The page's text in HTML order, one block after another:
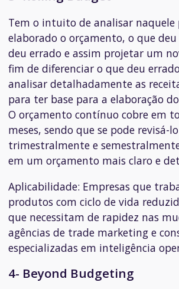
Tem o intuito de analisar naquele
elaborado o orçamento, o que
deu errado e assim projetar um
fim de diferenciar o que deu
analisar detalhadamente as
para ter base para a elaboração
O orçamento contínuo cobre em
meses, sendo que se pode revisá-
trimestralmente e
em um orçamento mais claro e
Aplicabilidade: Empresas que
produtos com ciclo de vida
que necessitam de rapidez nas
agências de trade marketing e
especializadas em inteligência
4- Beyond Budgeting